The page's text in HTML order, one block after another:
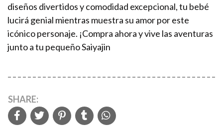
diseños divertidos y comodidad excepcional, tu bebé
lucirá genial mientras muestra su amor por este
icónico personaje. ¡Compra ahora y vive las aventuras
junto a tu pequeño Saiyajin
SHARE: